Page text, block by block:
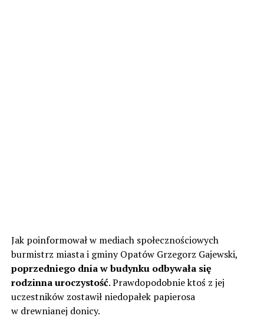
Jak poinformował w mediach społecznościowych
burmistrz miasta i gminy Opatów Grzegorz Gajewski,
poprzedniego dnia w budynku odbywała się
rodzinna uroczystość. Prawdopodobnie ktoś z jej
uczestników zostawił niedopałek papierosa
w drewnianej donicy.